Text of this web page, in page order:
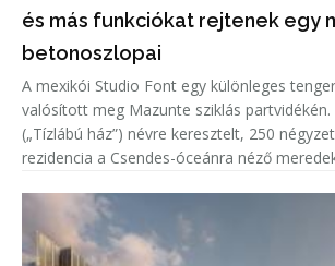
és más funkciókat rejtenek egy
betonoszlopai
A mexikói Studio Font egy különleges
valósított meg Mazunte sziklás partvidékén.
(„Tízlábú ház”) névre keresztelt, 250
rezidencia a Csendes-óceánra néző
emeli a ter